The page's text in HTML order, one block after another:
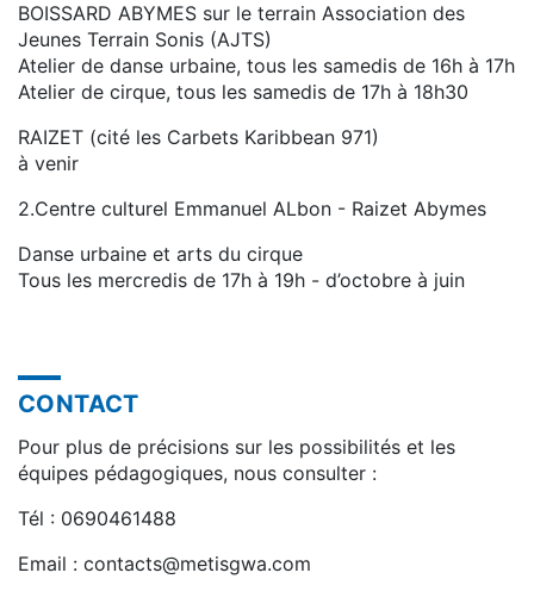
BOISSARD ABYMES sur le terrain Association des
Jeunes Terrain Sonis (AJTS)
Atelier de danse urbaine, tous les samedis de 16h à 17h
Atelier de cirque, tous les samedis de 17h à 18h30
RAIZET (cité les Carbets Karibbean 971)
à venir
2.Centre culturel Emmanuel ALbon - Raizet Abymes
Danse urbaine et arts du cirque
Tous les mercredis de 17h à 19h - d’octobre à juin
CONTACT
Pour plus de précisions sur les possibilités et les
équipes pédagogiques, nous consulter :
Tél : 0690461488
Email : contacts@metisgwa.com